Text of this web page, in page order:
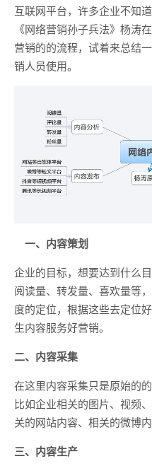
互联网平台，许多企业不知
《网络营销孙子兵法》杨涛
营销的的流程，试着来总结
销人员使用。
一、内容策划
企业的目标，想要达到什么
阅读量、转发量、喜欢量等
度的定位，根据这些去定位
生内容服务好营销。
二、内容采集
在这里内容采集只是原始的
比如企业相关的图片、视频
关的网站内容、相关的微博
三、内容生产